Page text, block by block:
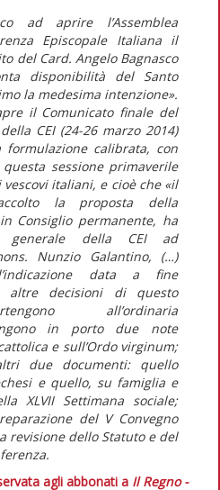
ad aprire l’Assemblea
Episcopale Italiana il
del Card. Angelo Bagnasco
disponibilità del Santo
la medesima intenzione».
il Comunicato finale del
CEI (24-26 marzo 2014)
calibrata, con
sessione primaverile
italiani, e cioè che «il
la proposta della
Consiglio permanente, ha
generale della CEI ad
Nunzio Galantino, (…)
data a fine
altre decisioni di questo
all’ordinaria
in porto due note
e sull’Ordo virginum;
due documenti: quello
e quello, su famiglia e
XLVII Settimana sociale;
del V Convegno
revisione dello Statuto e del
agli abbonati a Il Regno -